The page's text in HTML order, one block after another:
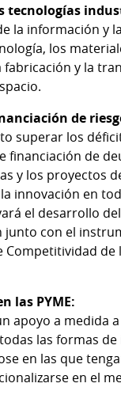
tecnologías
la información y
los
fabricación y la
de
superar los
financiación de
y los proyectos
innovación en
el desarrollo
junto con el
Competitividad de
las PYME:
apoyo a medida a
las formas de
en las que
en el